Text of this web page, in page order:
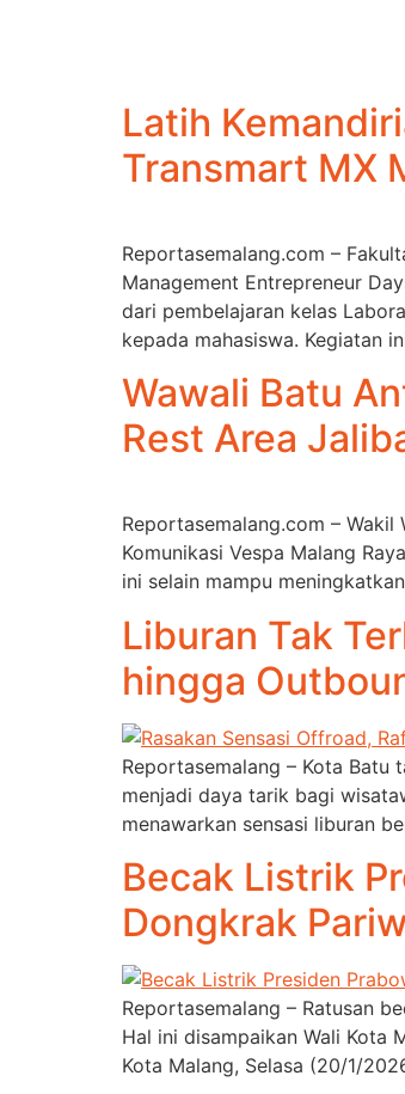
Latih
Transmart MX
Reportasemalang.com –
Management Entrepreneur
dari pembelajaran kelas
kepada mahasiswa. Kegiatan
Wawali Batu
Rest Area
Reportasemalang.com –
Komunikasi Vespa Malang
ini selain mampu
Liburan Tak
hingga
Reportasemalang – Kota Batu
menjadi daya tarik bagi
menawarkan sensasi liburan
Becak Listrik
Dongkrak
Reportasemalang – Ratusan
Hal ini disampaikan Wali Kota
Kota Malang, Selasa (20/1/